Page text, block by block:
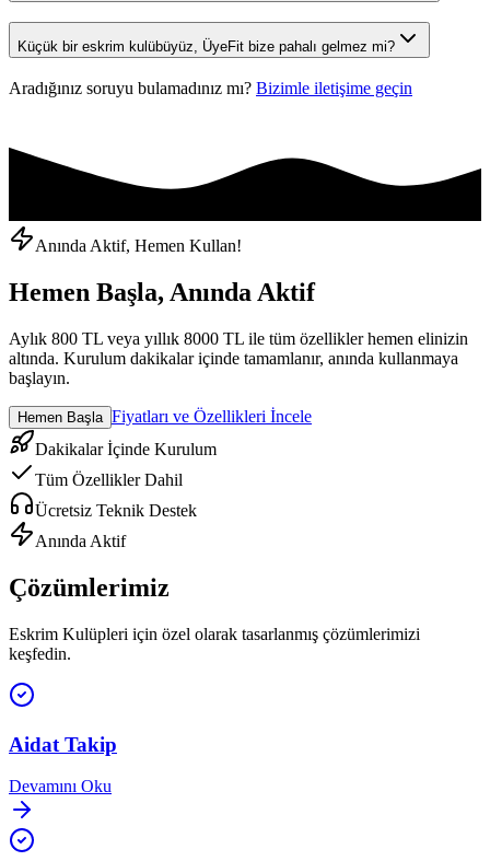
Küçük bir eskrim kulübüyüz, ÜyeFit bize pahalı gelmez mi?
Aradığınız soruyu bulamadınız mı? Bizimle iletişime geçin
Anında Aktif, Hemen Kullan!
Hemen Başla, Anında Aktif
Aylık 800 TL veya yıllık 8000 TL ile tüm özellikler hemen elinizin
altında. Kurulum dakikalar içinde tamamlanır, anında kullanmaya
başlayın.
Hemen Başla Fiyatları ve Özellikleri İncele
Dakikalar İçinde Kurulum
Tüm Özellikler Dahil
Ücretsiz Teknik Destek
Anında Aktif
Çözümlerimiz
Eskrim Kulüpleri için özel olarak tasarlanmış çözümlerimizi
keşfedin.
Aidat Takip
Devamını Oku